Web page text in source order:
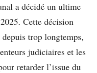
a décidé un ultime
Cette décision
trop longtemps,
judiciaires et les
retarder l’issue du